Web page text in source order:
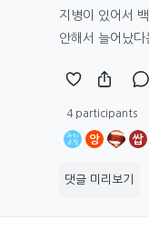
지병이 있어서
안해서 늘어났다
4 participants
앙 쌉
댓글 미리보기